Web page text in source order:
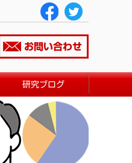
お問い合わせ
研究ブログ